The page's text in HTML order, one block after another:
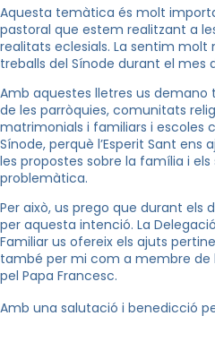
Aquesta temàtica és molt
pastoral que estem realitzant a
realitats eclesials. La sentim molt
treballs del Sínode durant el mes
Amb aquestes lletres us demano
de les parròquies, comunitats
matrimonials i familiars i escoles
Sínode, perquè l’Esperit Sant ens
les propostes sobre la família i
problemàtica.
Per això, us prego que durant els
per aquesta intenció. La
Familiar us ofereix els ajuts
també per mi com a membre de
pel Papa Francesc.
Amb una salutació i benedicció